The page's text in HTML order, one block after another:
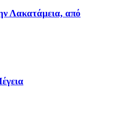
Λακατάμεια, από